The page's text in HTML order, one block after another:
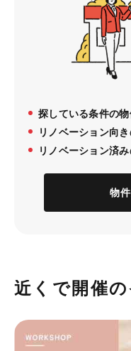
探している条件の
リノベーション向
リノベーション済
物
近くで開催